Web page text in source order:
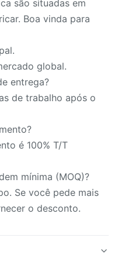
são situadas em
Boa vinda para
global.
entrega?
de trabalho após o
é 100% T/T
mínima (MOQ)?
Se você pede mais
o desconto.